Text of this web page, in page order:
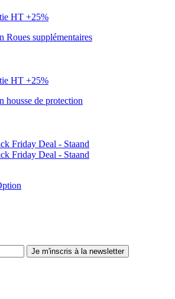
Roues supplémentaires
housse de protection
Je m'inscris à la newsletter